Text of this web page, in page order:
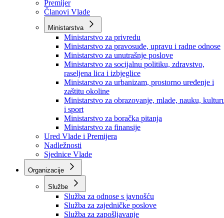
Vlada
Vlada BPK Goražde
Premijer
Članovi Vlade
Ministarstva
Ministarstvo za privredu
Ministarstvo za pravosuđe, upravu i radne odnose
Ministarstvo za unutrašnje poslove
Ministarstvo za socijalnu politiku, zdravstvo,
raseljena lica i izbjeglice
Ministarstvo za urbanizam, prostorno uređenje i
zaštitu okoline
Ministarstvo za obrazovanje, mlade, nauku,
i sport
Ministarstvo za boračka pitanja
Ministarstvo za finansije
Ured Vlade i Premijera
Nadležnosti
Sjednice Vlade
Organizacije
Službe